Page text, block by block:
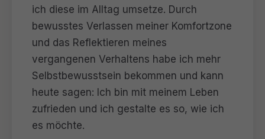
ich diese im Alltag umsetze. Durch
bewusstes Verlassen meiner Komfortzone
und das Reflektieren meines
vergangenen Verhaltens habe ich mehr
Selbstbewusstsein bekommen und kann
heute sagen: Ich bin mit meinem Leben
zufrieden und ich gestalte es so, wie ich
es möchte.